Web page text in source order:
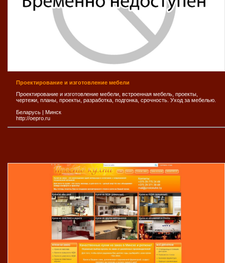
Проектирование и изготовление мебели
Проектирование и изготовление мебели, встроенная мебель, проекты,
чертежи, планы, проекты, разработка, подгонка, срочность. Уход за мебелью.
Беларусь | Минск
http://oepro.ru